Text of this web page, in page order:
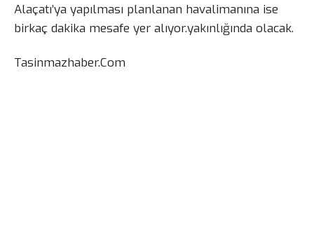
Alaçatı’ya yapılması planlanan havalimanına ise
birkaç dakika mesafe yer alıyor.yakınlığında olacak.
Tasinmazhaber.Com